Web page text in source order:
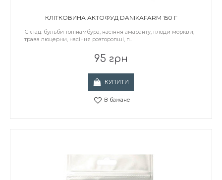
КЛІТКОВИНА АКТОФУД DANIKAFARM 150 Г
Склад: бульби топінамбура, насіння амаранту, плоди моркви,
трава люцерни, насіння розторопші, п..
95 грн
КУПИТИ
В бажане